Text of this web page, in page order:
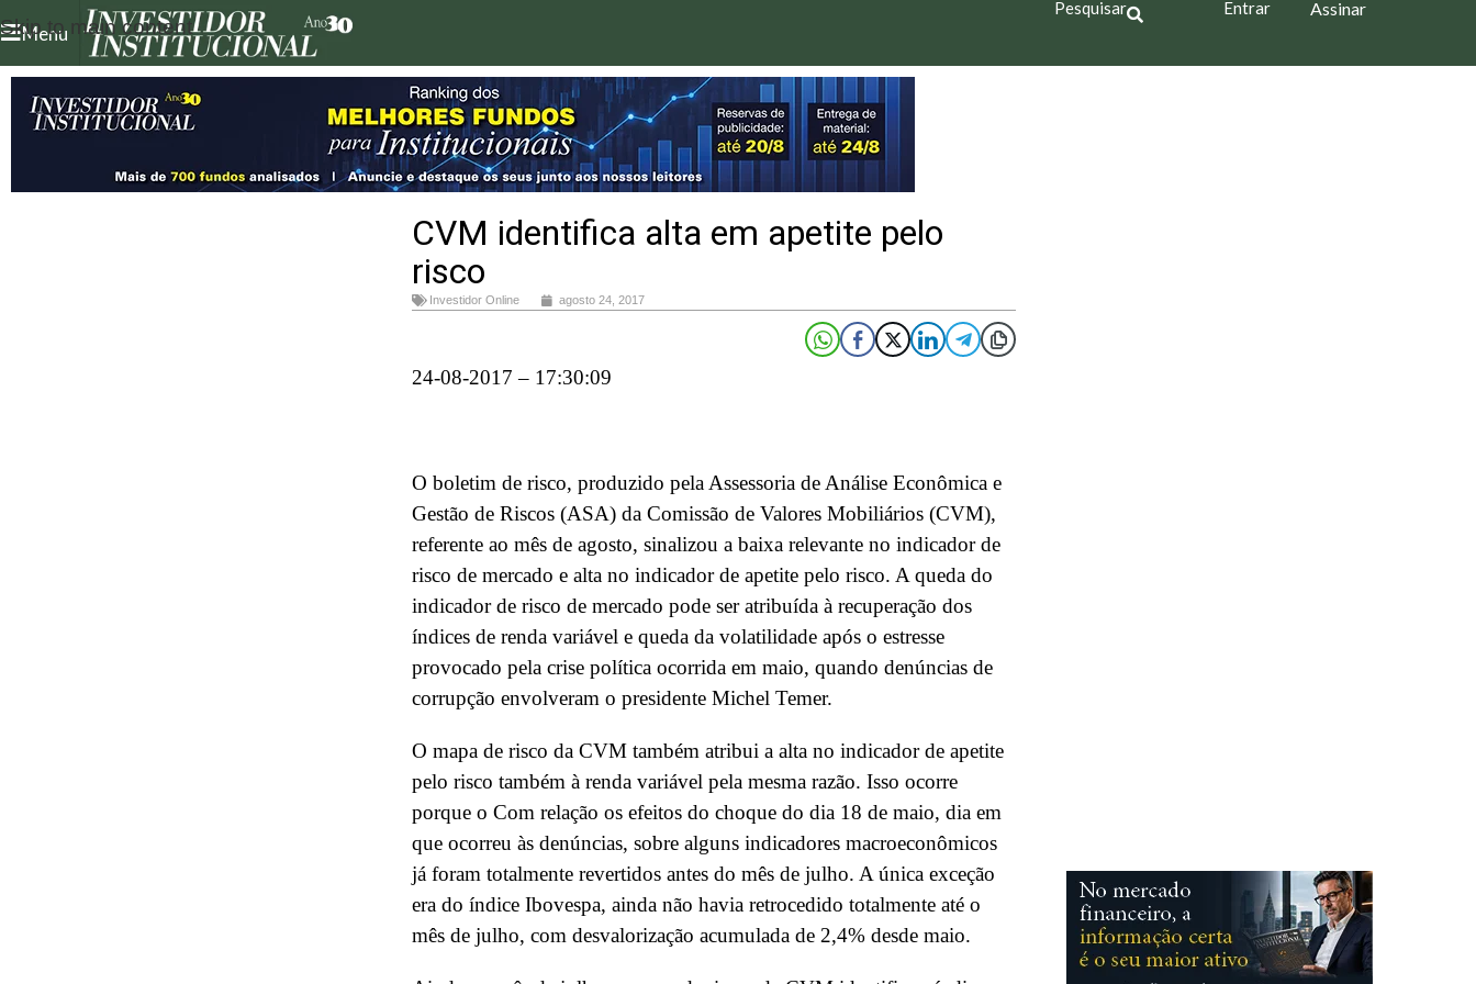
Skip to main content
Menu
Pesquisar Entrar Assinar
CVM identifica alta em apetite pelo
risco
Investidor Online agosto 24, 2017
24-08-2017 – 17:30:09
O boletim de risco, produzido pela Assessoria de Análise Econômica e
Gestão de Riscos (ASA) da Comissão de Valores Mobiliários (CVM),
referente ao mês de agosto, sinalizou a baixa relevante no indicador de
risco de mercado e alta no indicador de apetite pelo risco. A queda do
indicador de risco de mercado pode ser atribuída à recuperação dos
índices de renda variável e queda da volatilidade após o estresse
provocado pela crise política ocorrida em maio, quando denúncias de
corrupção envolveram o presidente Michel Temer.
O mapa de risco da CVM também atribui a alta no indicador de apetite
pelo risco também à renda variável pela mesma razão. Isso ocorre
porque o Com relação os efeitos do choque do dia 18 de maio, dia em
que ocorreu às denúncias, sobre alguns indicadores macroeconômicos
já foram totalmente revertidos antes do mês de julho. A única exceção
era do índice Ibovespa, ainda não havia retrocedido totalmente até o
mês de julho, com desvalorização acumulada de 2,4% desde maio.